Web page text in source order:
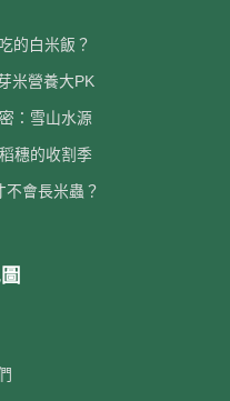
的白米飯？
米營養大PK
：雪山水源
穗的收割季
不會長米蟲？